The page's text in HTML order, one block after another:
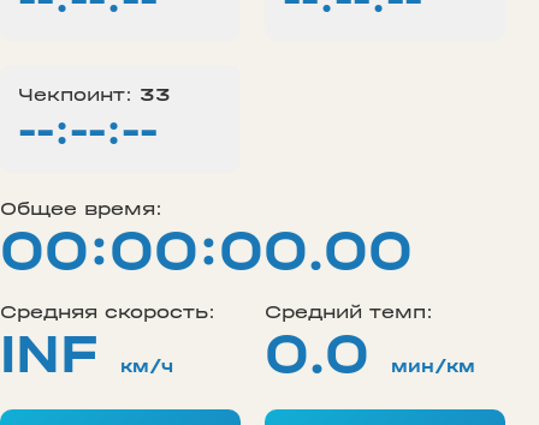
Чекпоинт: 33
--:--:--
Общее время:
00:00:00.00
Средняя скорость:
INF км/ч
Средний темп:
0.0 мин/км